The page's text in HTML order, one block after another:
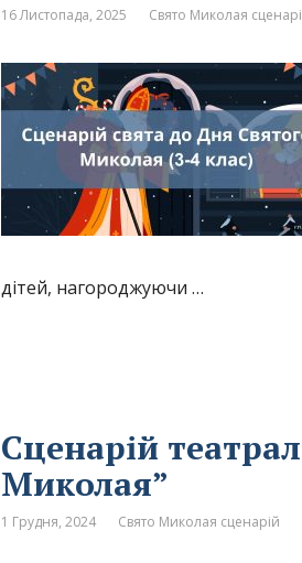
16 Листопада, 2025 Свято Миколая
дітей, нагороджуючи …
Сценарій
Миколая”
1 Грудня, 2024 Свято Миколая сценарій